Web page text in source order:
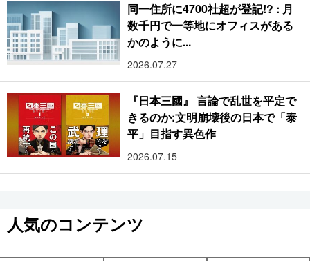
同一住所に4700社超が登記!? : 月
数千円で一等地にオフィスがある
かのように...
2026.07.27
『日本三國』 言論で乱世を平定で
きるのか:文明崩壊後の日本で「泰
平」目指す異色作
2026.07.15
人気のコンテンツ